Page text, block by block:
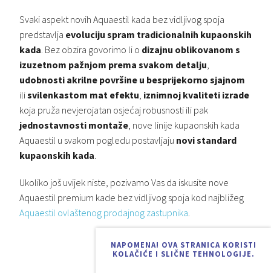
Svaki aspekt novih Aquaestil kada bez vidljivog spoja
predstavlja evoluciju spram tradicionalnih kupaonskih
kada. Bez obzira govorimo li o dizajnu oblikovanom s
izuzetnom pažnjom prema svakom detalju,
udobnosti akrilne površine u besprijekorno sjajnom
ilisvilenkastom mat efektu, iznimnoj kvaliteti izrade
koja pruža nevjerojatan osjećaj robusnosti ili pak
jednostavnosti montaže, nove linije kupaonskih kada
Aquaestil u svakom pogledu postavljaju novi standard
kupaonskih kada.
Ukoliko još uvijek niste, pozivamo Vas da iskusite nove
Aquaestil premium kade bez vidljivog spoja kod najbližeg
Aquaestil ovlaštenog prodajnog zastupnika.
NAPOMENA! OVA STRANICA KORISTI
KOLAČIĆE I SLIČNE TEHNOLOGIJE.